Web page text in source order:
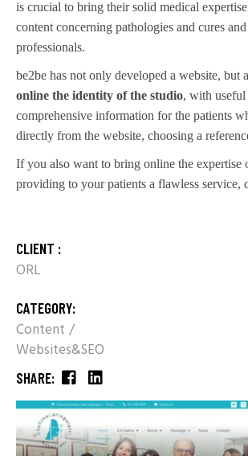
is crucial to bring their solid medical
content concerning pathologies and cures
professionals.
be2be has not only developed a website, but
online the identity of the studio, with useful
comprehensive information for the patients
directly from the website, choosing a
If you also want to bring online the expertise
providing to your patients a flawless service,
CLIENT :
ORL
CATEGORY:
Content
Websites&SEO
SHARE: